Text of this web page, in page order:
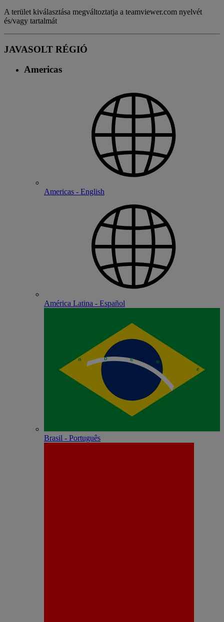
A terület kiválasztása megváltoztatja a teamviewer.com nyelvét
és/vagy tartalmát
JAVASOLT RÉGIÓ
Americas
Americas - English
América Latina - Español
Brasil - Português